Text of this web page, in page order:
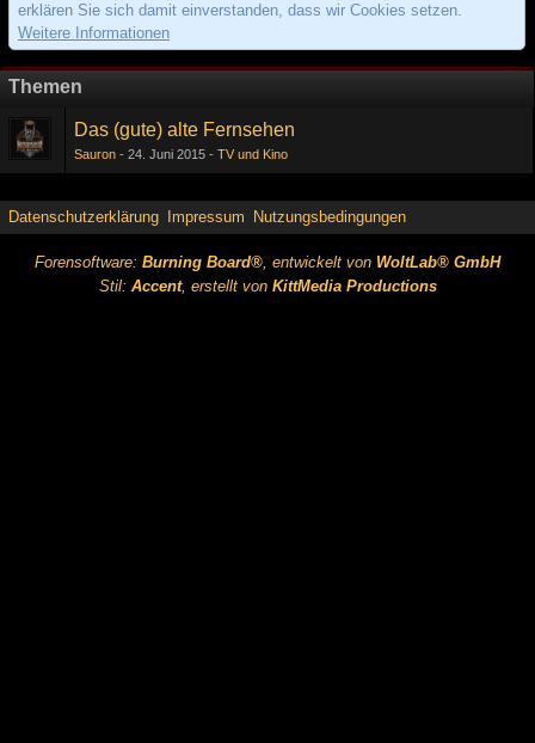
erklären Sie sich damit einverstanden, dass wir Cookies setzen.
Weitere Informationen
Themen
Das (gute) alte Fernsehen
Sauron 24. Juni 2015 TV und Kino
Datenschutzerklärung Impressum Nutzungsbedingungen
Forensoftware: Burning Board®, entwickelt von WoltLab® GmbH
Stil: Accent, erstellt von KittMedia Productions